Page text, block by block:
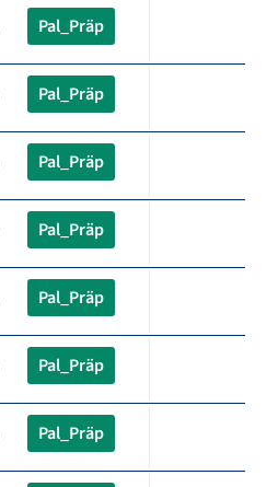
Pal_Präp
Pal_Präp
Pal_Präp
Pal_Präp
Pal_Präp
Pal_Präp
Pal_Präp